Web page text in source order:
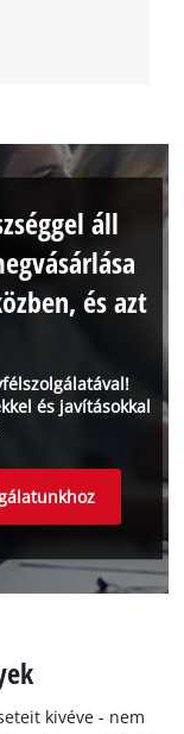
és javításokkal
áll
és azt
kivéve - nem